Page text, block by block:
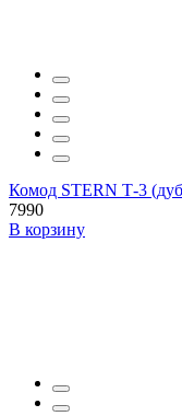
Комод STERN Т-3
7990
В корзину